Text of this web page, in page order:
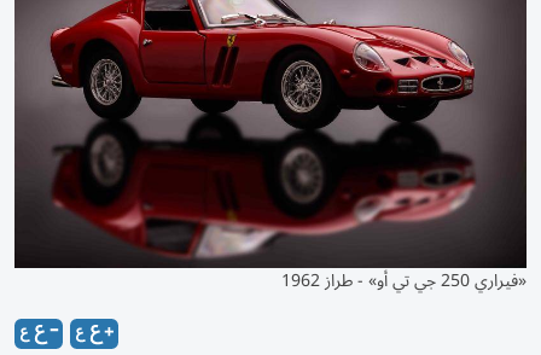
«فيراري 250 جي تي أو» - طراز 1962